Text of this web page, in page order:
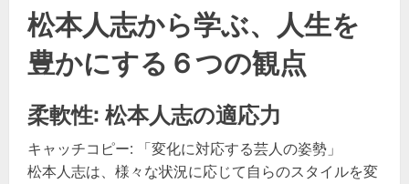
松本人志から学ぶ、人生を
豊かにする６つの観点
柔軟性: 松本人志の適応力
キャッチコピー: 「変化に対応する芸人の姿勢」
松本人志は、様々な状況に応じて自らのスタイルを変